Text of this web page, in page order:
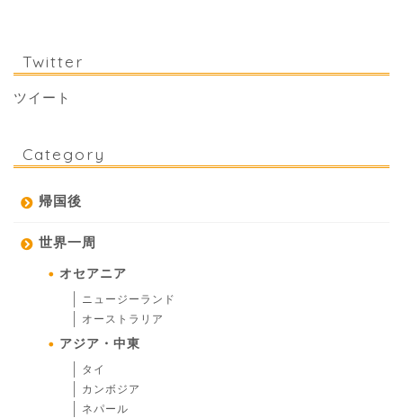
Twitter
ツイート
Category
帰国後
世界一周
オセアニア
ニュージーランド
オーストラリア
アジア・中東
タイ
カンボジア
ネパール